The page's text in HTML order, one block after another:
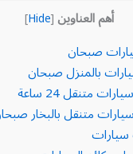
أهم العناوين [
Hide
]
صبحان
بالمنزل صبحان
متنقل 24 ساعة
متنقل بالبخار